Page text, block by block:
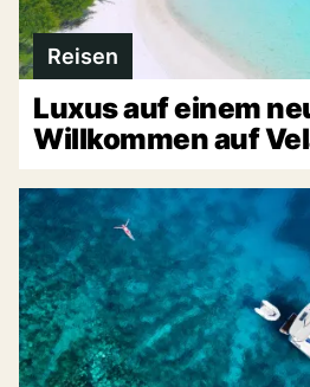
Reisen
Luxus auf einem
Willkommen auf